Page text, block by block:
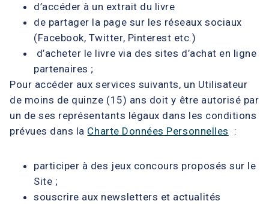
d’accéder à un extrait du livre
de partager la page sur les réseaux sociaux
(Facebook, Twitter, Pinterest etc.)
d’acheter le livre via des sites d’achat en ligne
partenaires ;
Pour accéder aux services suivants, un Utilisateur
de moins de quinze (15) ans doit y être autorisé par
un de ses représentants légaux dans les conditions
prévues dans la Charte Données Personnelles :
participer à des jeux concours proposés sur le
Site ;
souscrire aux newsletters et actualités